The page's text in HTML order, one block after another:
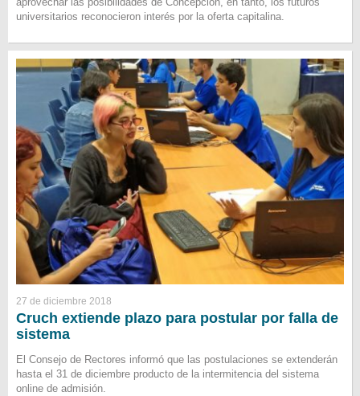
universitarios reconocieron interés por la oferta capitalina.
27 de diciembre 2018
Cruch extiende plazo para postular por falla de
sistema
El Consejo de Rectores informó que las postulaciones se extenderán
hasta el 31 de diciembre producto de la intermitencia del sistema
online de admisión.